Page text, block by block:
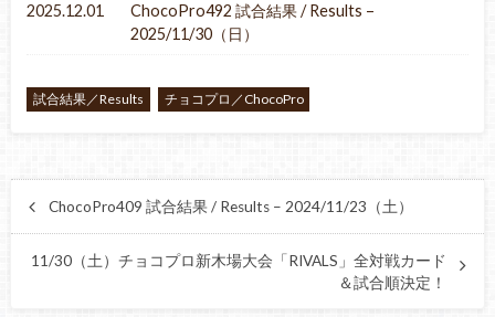
2025.12.01
ChocoPro492 試合結果 / Results –
2025/11/30（日）
試合結果／Results チョコプロ／ChocoPro
ChocoPro409 試合結果 / Results – 2024/11/23（土）
11/30（土）チョコプロ新木場大会「RIVALS」全対戦カード
＆試合順決定！